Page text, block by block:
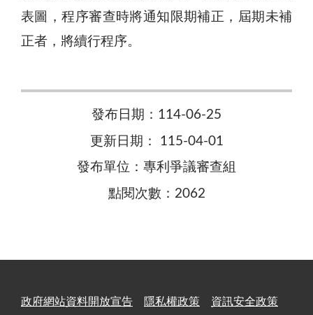
表圖，程序審查時將通知限期補正，屆期未補
正者，將續行程序。
發布日期：114-06-25
更新日期： 115-04-01
發布單位：專利爭議審查組
點閱次數：2062
政府網站資料開放宣告 隱私權政策 資訊安全政策